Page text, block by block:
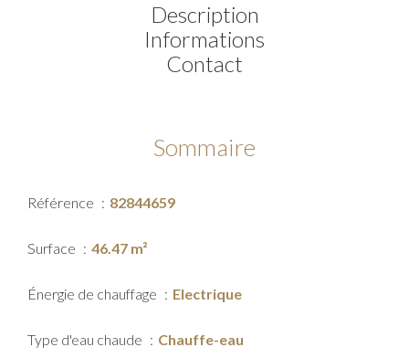
Description
Informations
Contact
Sommaire
Référence 82844659
Surface 46.47 m²
Énergie de chauffage Electrique
Type d'eau chaude Chauffe-eau